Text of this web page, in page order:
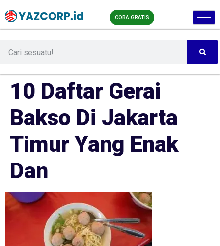
COBA GRATIS
10 Daftar Gerai
Bakso Di Jakarta
Timur Yang Enak
Dan